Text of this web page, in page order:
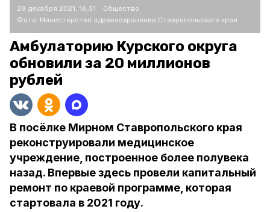
28 декабря 2021, 16:31
Общество
Фото: Министерство здравоохранения Ставропольского края
Амбулаторию Курского округа
обновили за 20 миллионов
рублей
В посёлке Мирном Ставропольского края
реконструировали медицинское
учреждение, построенное более полувека
назад. Впервые здесь провели капитальный
ремонт по краевой программе, которая
стартовала в 2021 году.